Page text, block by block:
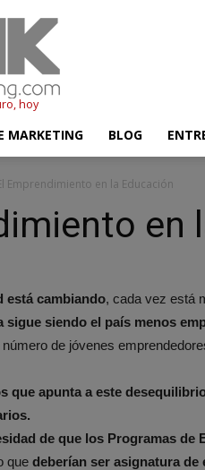
hoy
MARKETING BLOG
Emprendimiento en la Educación
en
está cambiando, cada vez está
sigue siendo el país menos
de jóvenes
que apunta a este
de que los Programas de
que deberían ser asignatura de